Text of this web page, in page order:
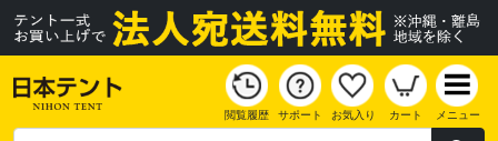
閲覧履歴 サポート お気入り カート メニュー